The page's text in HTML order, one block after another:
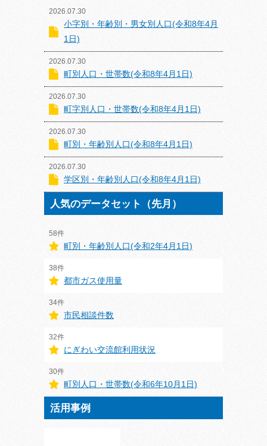
2026.07.30
小字別・年齢別・男女別人口(令和8年4月
1日)
2026.07.30
町別人口・世帯数(令和8年4月1日)
2026.07.30
町字別人口・世帯数(令和8年4月1日)
2026.07.30
町別・年齢別人口(令和8年4月1日)
2026.07.30
学区別・年齢別人口(令和8年4月1日)
人気のデータセット（先月）
58件
町別・年齢別人口(令和2年4月1日)
38件
都市ガス使用量
34件
市民相談件数
32件
にぎわい交流館利用状況
30件
町別人口・世帯数(令和6年10月1日)
活用事例